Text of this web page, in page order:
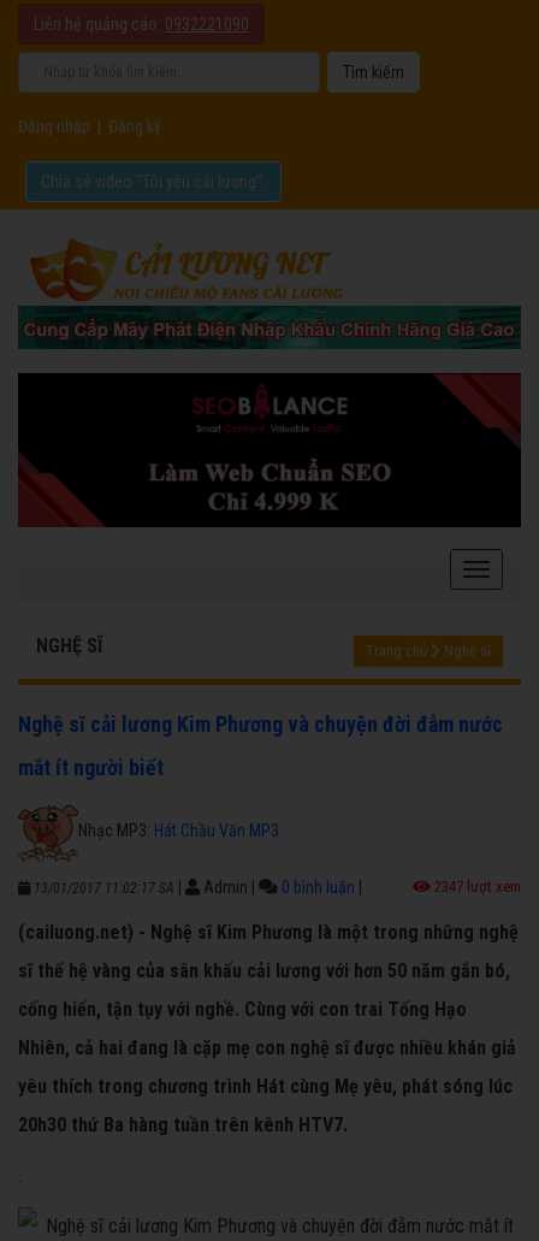
Liên hệ quảng cáo: 0932221090
Đăng nhập Đăng ký
Chia sẻ video "Tôi yêu cải lương".
NGHỆ SĨ Trang chủ Nghệ sĩ
Nghệ sĩ cải lương Kim Phương và chuyện đời đẫm nước
mắt ít người biết
Nhạc MP3: Hát Chầu Văn MP3
13/01/2017 11:02:17 SA Admin 0 bình luận 2347 lượt xem
(cailuong.net) - Nghệ sĩ Kim Phương là một trong những nghệ
sĩ thế hệ vàng của sân khấu cải lương với hơn 50 năm gắn bó,
cống hiến, tận tụy với nghề. Cùng với con trai Tống Hạo
Nhiên, cả hai đang là cặp mẹ con nghệ sĩ được nhiều khán giả
yêu thích trong chương trình Hát cùng Mẹ yêu, phát sóng lúc
20h30 thứ Ba hàng tuần trên kênh HTV7.
.